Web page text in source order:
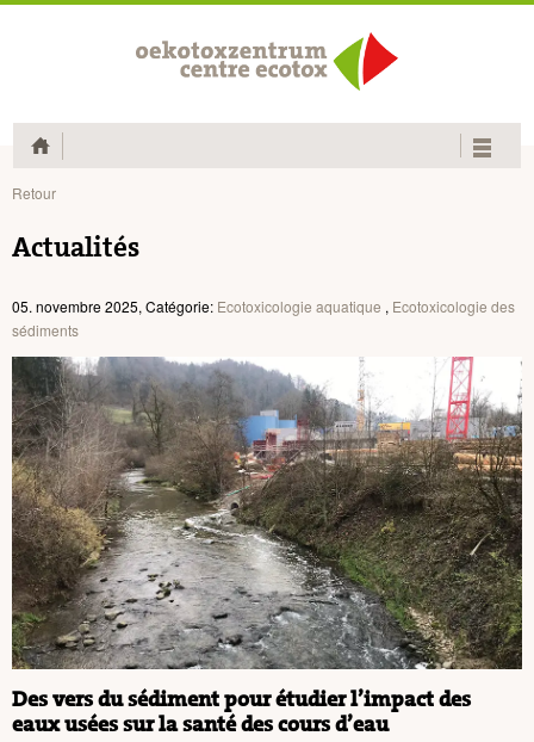
Home
Retour
Actualités
05. novembre 2025, Catégorie: Ecotoxicologie aquatique , Ecotoxicologie des
sédiments
Des vers du sédiment pour étudier l’impact des
eaux usées sur la santé des cours d’eau